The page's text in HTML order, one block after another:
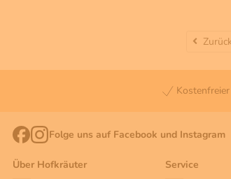
Folge uns auf Facebook und Instagram
Über Hofkräuter Service